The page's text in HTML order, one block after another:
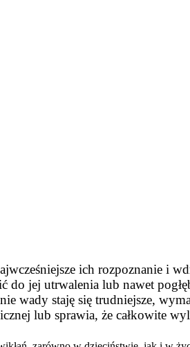
ich rozpoznanie i
jej utrwalenia lub nawet
wady staję się trudniejsze,
lub sprawia, że całkowite